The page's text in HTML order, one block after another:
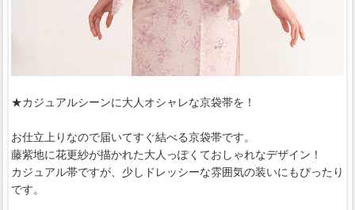
★カジュアルシーンに大人オシャレな京袋帯を！
お仕立上りなので届いてすぐ結べる京袋帯です。
藤紫地に花更紗が描かれた大人っぽくておしゃれなデザイン！
カジュアル帯ですが、少しドレッシーな雰囲気の装いにもぴったり
です。